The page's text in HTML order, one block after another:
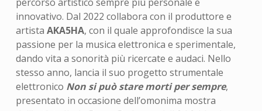
innovativo. Dal 2022 collabora con il produttore e
artista AKA5HA, con il quale approfondisce la sua
passione per la musica elettronica e sperimentale,
dando vita a sonorità più ricercate e audaci. Nello
stesso anno, lancia il suo progetto strumentale
elettronico Non si può stare morti per sempre,
presentato in occasione dell’omonima mostra